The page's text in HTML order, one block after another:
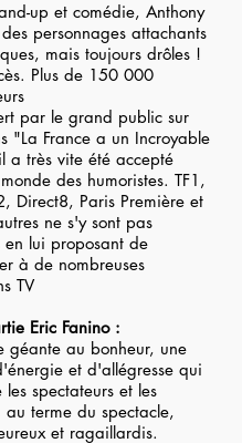
up et comédie, Anthony
personnages attachants
mais toujours drôles !
Plus de 150 000
par le grand public sur
"La France a un Incroyable
a très vite été accepté
des humoristes. TF1,
Direct8, Paris Première et
ne s'y sont pas
en lui proposant de
à de nombreuses
TV
Eric Fanino :
géante au bonheur, une
et d'allégresse qui
les spectateurs et les
au terme du spectacle,
et ragaillardis.